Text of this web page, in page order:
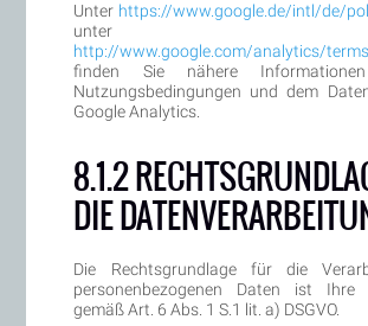
Unter https://www.google.de/intl/de/
unter
http://www.google.com/analytics/
finden Sie nähere
Nutzungsbedingungen und dem
Google Analytics.
8.1.2
DIE
Die Rechtsgrundlage für die
personenbezogenen Daten ist Ihre
gemäß Art. 6 Abs. 1 S.1 lit. a) DSGVO.